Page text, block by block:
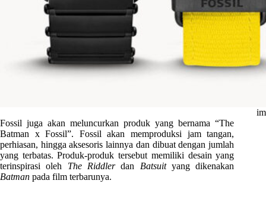
Fossil juga akan meluncurkan produk yang bernama “The
Batman x Fossil”. Fossil akan memproduksi jam tangan,
perhiasan, hingga aksesoris lainnya dan dibuat dengan jumlah
yang terbatas. Produk-produk tersebut memiliki desain yang
terinspirasi oleh The Riddlerdan Batsuityang dikenakan
Batman pada film terbarunya.